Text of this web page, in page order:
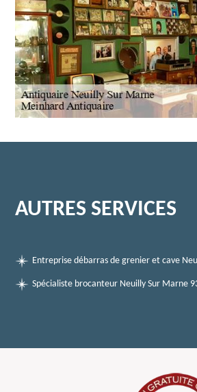
AUTRES SERVICES
Entreprise débarras de grenier et cave
Spécialiste brocanteur Neuilly Sur Marne